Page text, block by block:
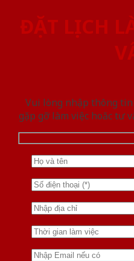
ĐẶT LỊCH
Vui lòng nhập thông
gặp gỡ làm việc hoăc tư